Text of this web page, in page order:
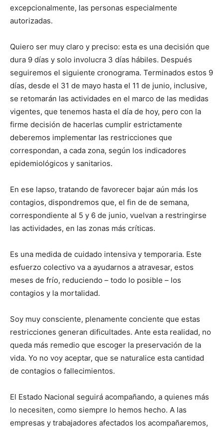
excepcionalmente, las personas especialmente
autorizadas.
Quiero ser muy claro y preciso: esta es una decisión que
dura 9 días y solo involucra 3 días hábiles. Después
seguiremos el siguiente cronograma. Terminados estos 9
días, desde el 31 de mayo hasta el 11 de junio, inclusive,
se retomarán las actividades en el marco de las medidas
vigentes, que tenemos hasta el día de hoy, pero con la
firme decisión de hacerlas cumplir estrictamente
deberemos implementar las restricciones que
correspondan, a cada zona, según los indicadores
epidemiológicos y sanitarios.
En ese lapso, tratando de favorecer bajar aún más los
contagios, dispondremos que, el fin de de semana,
correspondiente al 5 y 6 de junio, vuelvan a restringirse
las actividades, en las zonas más críticas.
Es una medida de cuidado intensiva y temporaria. Este
esfuerzo colectivo va a ayudarnos a atravesar, estos
meses de frío, reduciendo – todo lo posible – los
contagios y la mortalidad.
Soy muy consciente, plenamente conciente que estas
restricciones generan dificultades. Ante esta realidad, no
queda más remedio que escoger la preservación de la
vida. Yo no voy aceptar, que se naturalice esta cantidad
de contagios o fallecimientos.
El Estado Nacional seguirá acompañando, a quienes más
lo necesiten, como siempre lo hemos hecho. A las
empresas y trabajadores afectados los acompañaremos,